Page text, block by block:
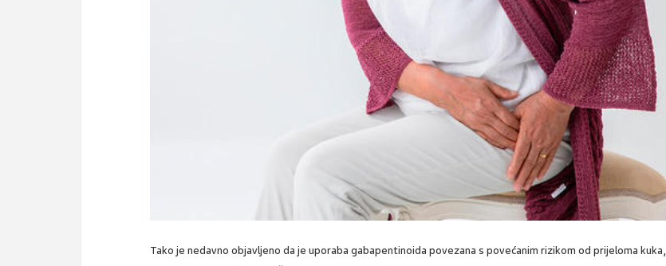
Tako je nedavno objavljeno da je uporaba gabapentinoida povezana s povećanim rizikom od prijeloma kuka,